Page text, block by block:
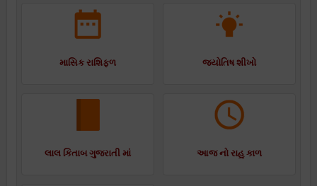
માસિક રાશિફળ જ્યોતિષ શીખો
લાલ કિતાબ ગુજરાતી માં આજ નો રાહુ કાળ